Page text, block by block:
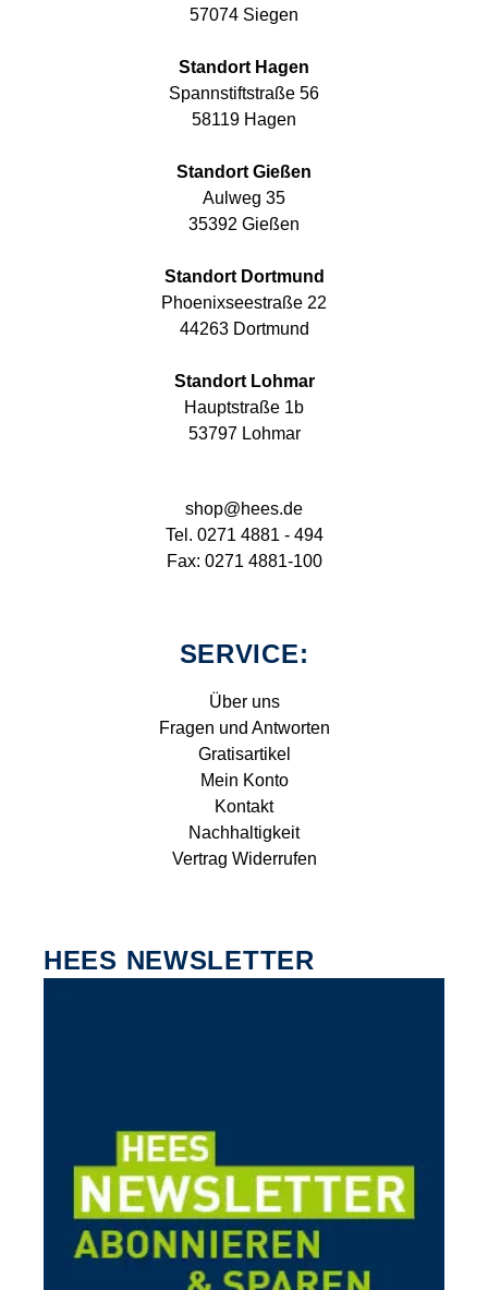
57074 Siegen
Standort Hagen
Spannstiftstraße 56
58119 Hagen
Standort Gießen
Aulweg 35
35392 Gießen
Standort Dortmund
Phoenixseestraße 22
44263 Dortmund
Standort Lohmar
Hauptstraße 1b
53797 Lohmar
shop@hees.de
Tel. 0271 4881 - 494
Fax: 0271 4881-100
SERVICE:
Über uns
Fragen und Antworten
Gratisartikel
Mein Konto
Kontakt
Nachhaltigkeit
Vertrag Widerrufen
HEES NEWSLETTER